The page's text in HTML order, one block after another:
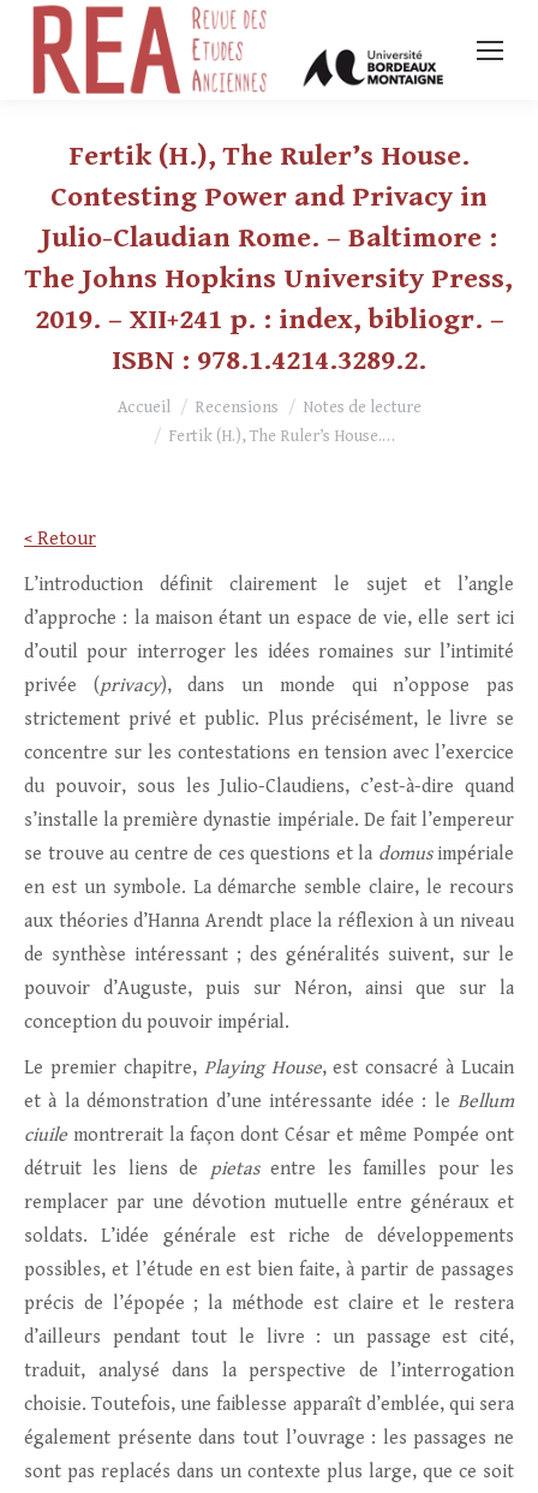
Fertik (H.), The Ruler’s House.
Contesting Power and Privacy in
Julio-Claudian Rome. – Baltimore :
The Johns Hopkins University Press,
2019. – XII+241 p. : index, bibliogr. –
ISBN : 978.1.4214.3289.2.
Vous êtes ici :Accueil Recensions
Notes de lecture
Fertik (H.), The Ruler’s House.…
< Retour
L’introduction définit clairement le sujet et l’angle
d’approche : la maison étant un espace de vie, elle sert ici
d’outil pour interroger les idées romaines sur l’intimité
privée (privacy), dans un monde qui n’oppose pas
strictement privé et public. Plus précisément, le livre se
concentre sur les contestations en tension avec l’exercice
du pouvoir, sous les Julio-Claudiens, c’est-à-dire quand
s’installe la première dynastie impériale. De fait l’empereur
se trouve au centre de ces questions et la domusimpériale
en est un symbole. La démarche semble claire, le recours
aux théories d’Hanna Arendt place la réflexion à un niveau
de synthèse intéressant ; des généralités suivent, sur le
pouvoir d’Auguste, puis sur Néron, ainsi que sur la
conception du pouvoir impérial.
Le premier chapitre, Playing House, est consacré à Lucain
et à la démonstration d’une intéressante idée : le Bellum
ciuile montrerait la façon dont César et même Pompée ont
détruit les liens de pietasentre les familles pour les
remplacer par une dévotion mutuelle entre généraux et
soldats. L’idée générale est riche de développements
possibles, et l’étude en est bien faite, à partir de passages
précis de l’épopée ; la méthode est claire et le restera
d’ailleurs pendant tout le livre : un passage est cité,
traduit, analysé dans la perspective de l’interrogation
choisie. Toutefois, une faiblesse apparaît d’emblée, qui sera
également présente dans tout l’ouvrage : les passages ne
sont pas replacés dans un contexte plus large, que ce soit